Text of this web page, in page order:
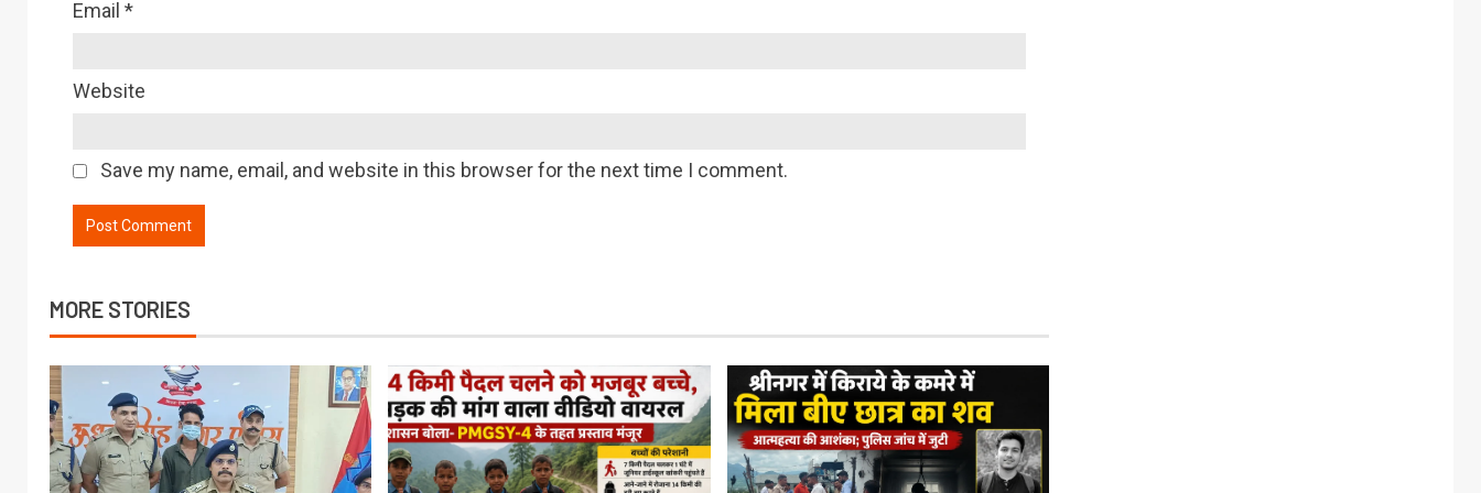
Email *
Website
Save my name, email, and website in this browser for the next time I comment.
MORE STORIES